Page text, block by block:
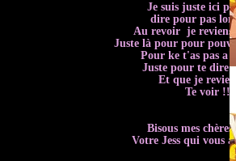
Je suis juste ici
dire pour pas
Au revoir je reviens
Juste là pour pour
Pour ke t'as pas a
Juste pour te dire
Et que je
Te voir !!!
Bisous mes
Votre Jess qui vous